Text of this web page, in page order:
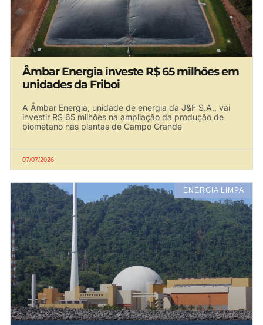
Âmbar Energia investe R$ 65 milhões em
unidades da Friboi
A Âmbar Energia, unidade de energia da J&F S.A., vai
investir R$ 65 milhões na ampliação da produção de
biometano nas plantas de Campo Grande
07/07/2026
ENERGIA LIMPA